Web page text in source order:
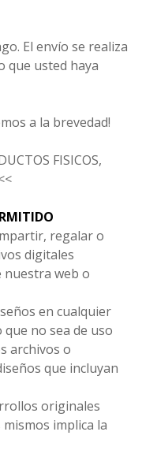
El envío se realiza
que usted haya
a la brevedad!
FISICOS,
regalar o
digitales
nuestra web o
en cualquier
no sea de uso
archivos o
que incluyan
originales
implica la